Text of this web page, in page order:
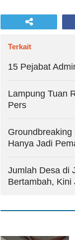
Terkait
15 Pejabat
Lampung Tuan
Pers
Hanya Jadi
Jumlah Desa di
Bertambah, Kini